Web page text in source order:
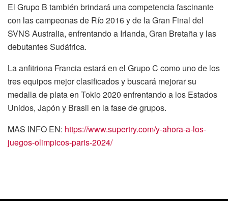
El Grupo B también brindará una competencia fascinante
con las campeonas de Río 2016 y de la Gran Final del
SVNS Australia, enfrentando a Irlanda, Gran Bretaña y las
debutantes Sudáfrica.
La anfitriona Francia estará en el Grupo C como uno de los
tres equipos mejor clasificados y buscará mejorar su
medalla de plata en Tokio 2020 enfrentando a los Estados
Unidos, Japón y Brasil en la fase de grupos.
MAS INFO EN: https://www.supertry.com/y-ahora-a-los-
juegos-olimpicos-paris-2024/